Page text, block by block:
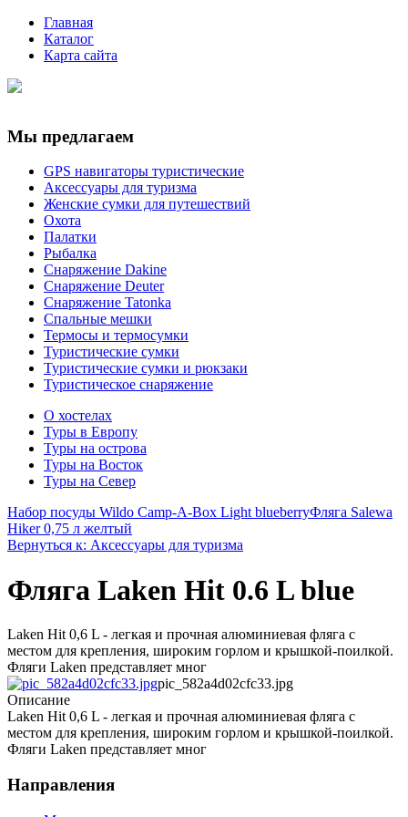
Главная
Каталог
Карта сайта
Мы предлагаем
GPS навигаторы туристические
Аксессуары для туризма
Женские сумки для путешествий
Охота
Палатки
Рыбалка
Снаряжение Dakine
Снаряжение Deuter
Снаряжение Tatonka
Спальные мешки
Термосы и термосумки
Туристические сумки
Туристические сумки и рюкзаки
Туристическое снаряжение
О хостелах
Туры в Европу
Туры на острова
Туры на Восток
Туры на Север
Набор посуды Wildo Camp-A-Box Light blueberryФляга Salewa
Hiker 0,75 л желтый
Вернуться к: Аксессуары для туризма
Фляга Laken Hit 0.6 L blue
Laken Hit 0,6 L - легкая и прочная алюминиевая фляга с
местом для крепления, широким горлом и крышкой-поилкой.
Фляги Laken представляет мног
pic_582a4d02cfc33.jpg
Описание
Laken Hit 0,6 L - легкая и прочная алюминиевая фляга с
местом для крепления, широким горлом и крышкой-поилкой.
Фляги Laken представляет мног
Направления